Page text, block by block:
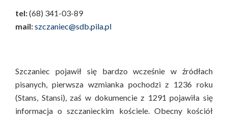
tel:(68) 341-03-89
mail:szczaniec@sdb.pila.pl
Szczaniec pojawił się bardzo wcześnie w źródłach
pisanych, pierwsza wzmianka pochodzi z 1236 roku
(Stans, Stansi), zaś w dokumencie z 1291 pojawiła się
informacja o szczanieckim kościele. Obecny kościół